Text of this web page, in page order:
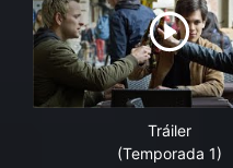
Tráiler
(Temporada 1)